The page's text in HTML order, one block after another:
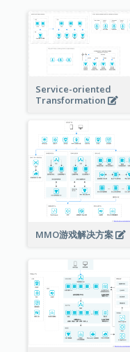
Service-oriented
Transformation
MMO游戏解决方案